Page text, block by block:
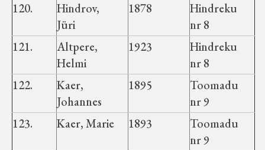
120.
Hindrov,
Jüri
1878
Hindreku
nr 8
121.
Altpere,
Helmi
1923
Hindreku
nr 8
122.
Kaer,
Johannes
1895
Toomadu
nr 9
123.
Kaer, Marie 1893
Toomadu
nr 9